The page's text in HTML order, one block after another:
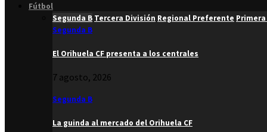
Fútbol
Segunda B Tercera División Regional Preferente
Segunda B
El Orihuela CF presenta a los centrales
7 agosto, 2026
Segunda B
La guinda al mercado del Orihuela CF